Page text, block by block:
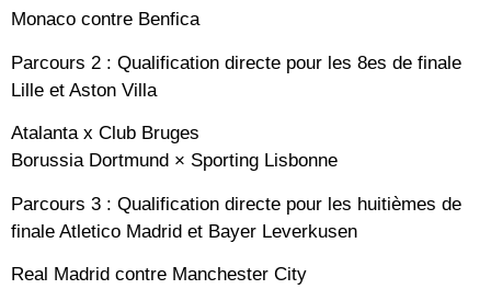
Monaco contre Benfica
Parcours 2 : Qualification directe pour les 8es de finale
Lille et Aston Villa
Atalanta x Club Bruges
Borussia Dortmund × Sporting Lisbonne
Parcours 3 : Qualification directe pour les huitièmes de
finale Atletico Madrid et Bayer Leverkusen
Real Madrid contre Manchester City